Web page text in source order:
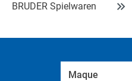
BRUDER Spielwaren
Maque